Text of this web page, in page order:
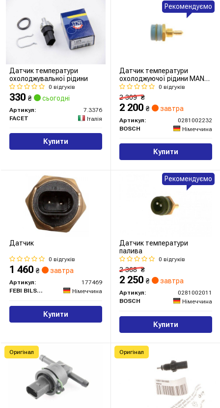
Датчик температури
охолоджувальної рідини
0 відгуків
330 ₴ сьогодні
Артикул:
7.3376
FACET
Італія
Купити
Датчик температури
охолоджуючої рідини MAN
TGS/TGX 06-0 відгуків
2 309₴
2 200 ₴ завтра
Артикул:
0281002232
BOSCH
Німеччина
Купити
Рекомендуємо
Датчик
0 відгуків
1 460 ₴ завтра
Артикул:
177469
FEBI BILSTEIN
Німеччина
Купити
Датчик температури
палива
0 відгуків
2 368₴
2 250 ₴ завтра
Артикул:
0281002011
BOSCH
Німеччина
Купити
Рекомендуємо
Оригінал Оригінал